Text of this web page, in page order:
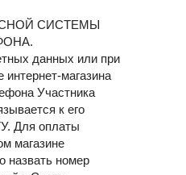
СИСТЕМЫ
данных или при
интернет-магазина
Участника
к его
Для оплаты
магазине
назвать номер